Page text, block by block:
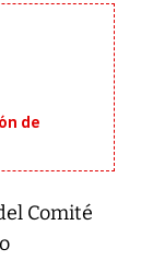
de
Comité